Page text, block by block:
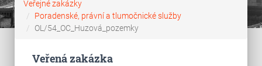
Veřejné zakázky
Poradenské, právní a tlumočnické služby
OL/54_OC_Huzová_pozemky
Veřená zakázka